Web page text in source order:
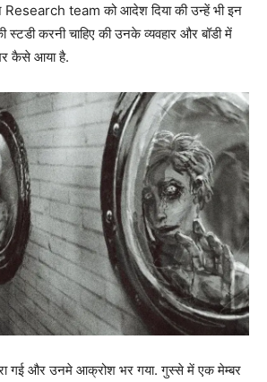
Research team को आदेश दिया की उन्हें भी इन
करनी चाहिए की उनके व्यवहार और बॉडी में
कैसे आया है.
गई और उनमे आक्रोश भर गया. गुस्से में एक मेम्बर